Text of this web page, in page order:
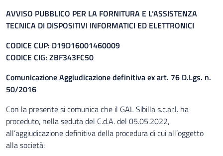
AVVISO PUBBLICO PER LA FORNITURA E L’ASSISTENZA
TECNICA DI DISPOSITIVI INFORMATICI ED ELETTRONICI
CODICE CUP: D19D16001460009
CODICE CIG: ZBF343FC50
Comunicazione Aggiudicazione definitiva ex art. 76 D.Lgs. n.
50/2016
Con la presente si comunica che il GAL Sibilla s.c.ar.l. ha
proceduto, nella seduta del C.d.A. del 05.05.2022,
all’aggiudicazione definitiva della procedura di cui all’oggetto
alla società: